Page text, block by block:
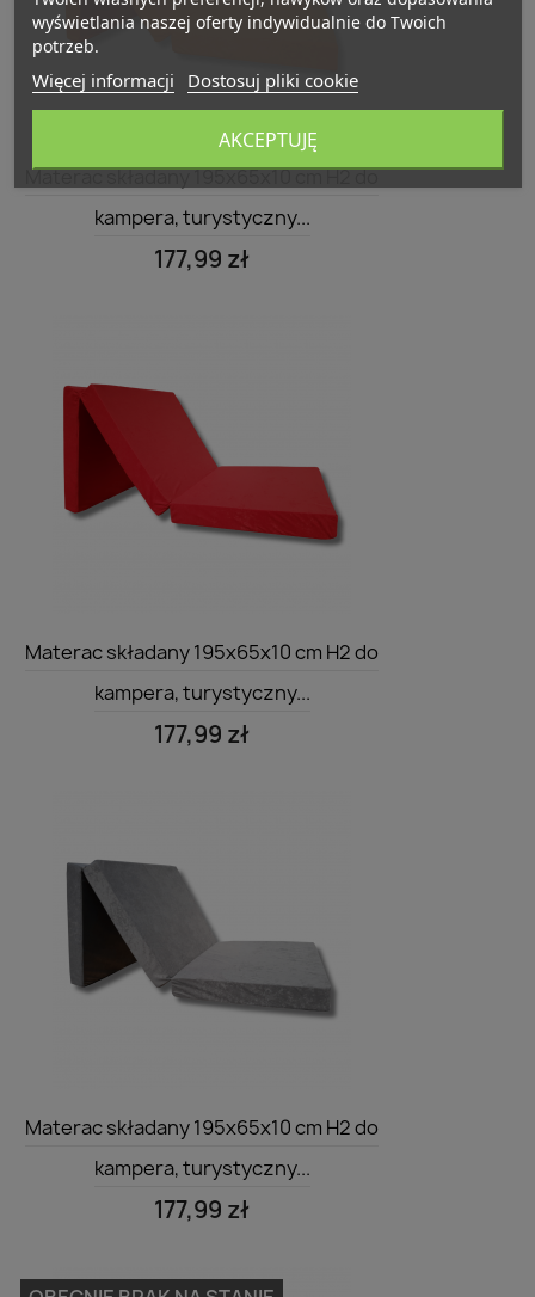
Szybki podgląd
Materac składany 195x65x10 cm H2 do
kampera, turystyczny...
177,99 zł
 Szybki podgląd
Materac składany 195x65x10 cm H2 do
kampera, turystyczny...
177,99 zł
 Szybki podgląd
Materac składany 195x65x10 cm H2 do
kampera, turystyczny...
177,99 zł
wyświetlania naszej oferty indywidualnie do Twoich
potrzeb.
Więcej informacji Dostosuj pliki cookie
AKCEPTUJĘ